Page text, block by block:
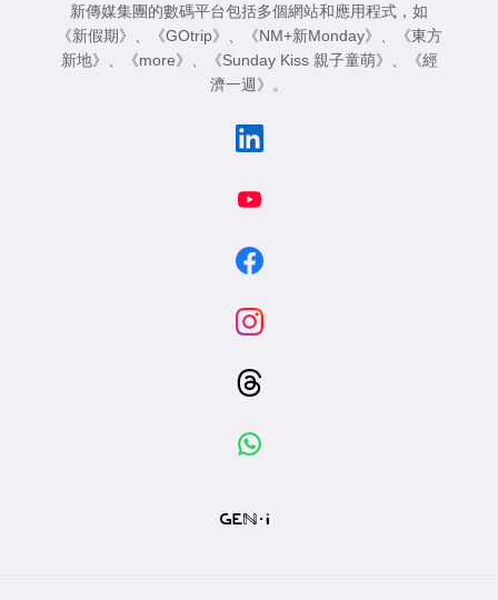
新傳媒集團的數碼平台包括多個網站和應用程式，如
《新假期》
《GOtrip》 《NM+新Monday》
《東方
新地》
《more》 《Sunday Kiss 親子童萌》
《經
濟一週》
。